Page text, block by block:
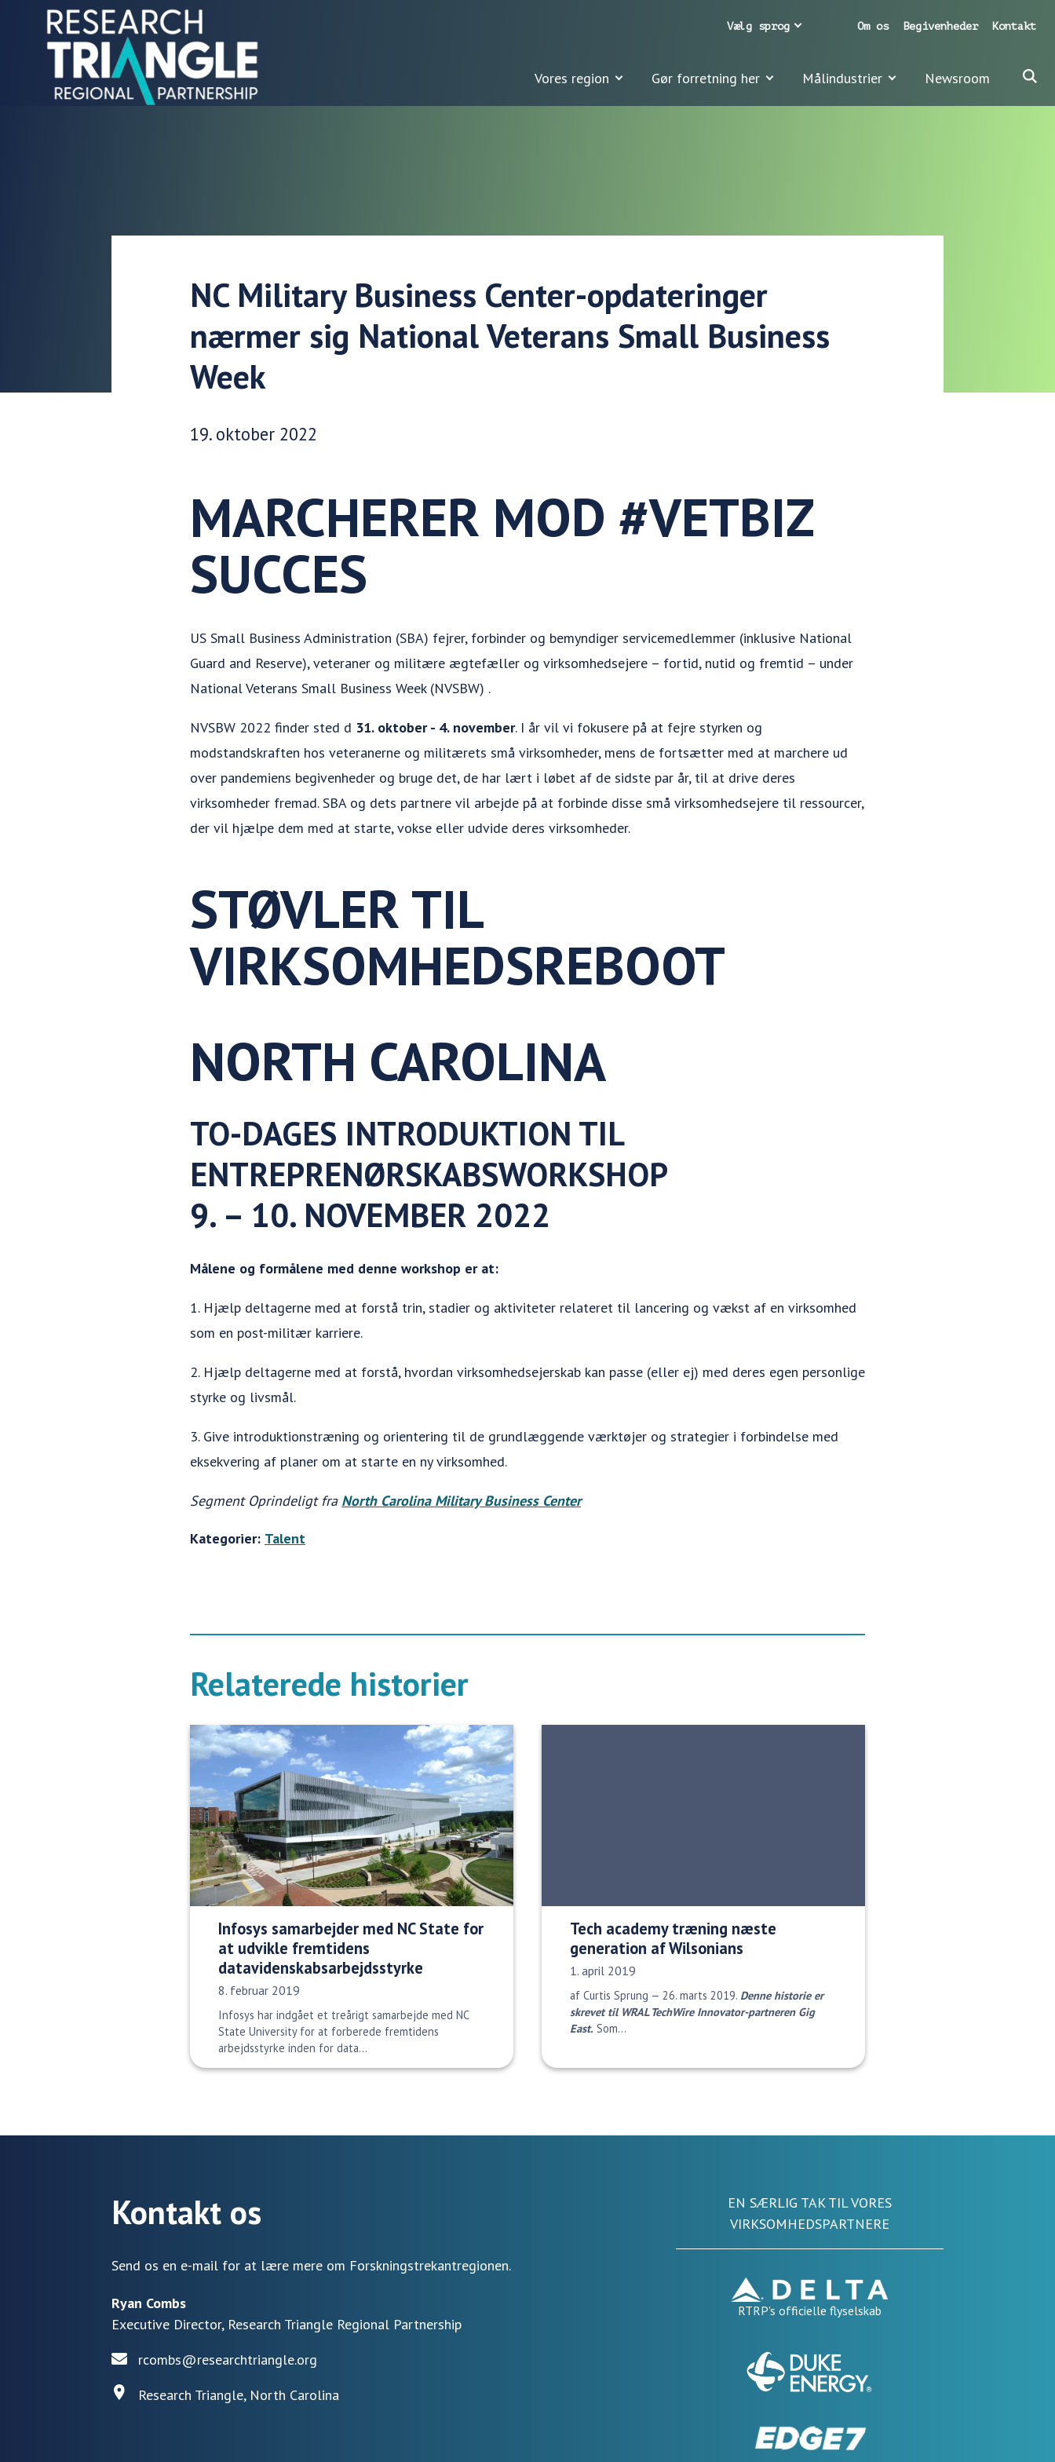
Gå til indhold
Vores region Gør forretning her Målindustrier Newsroom
Om os Begivenheder Kontakt
Vælg sprog
NC Military Business Center-opdateringer
nærmer sig National Veterans Small Business
Week
Udgivelsesdato:
19. oktober 2022
MARCHERER MOD #VETBIZ
SUCCES
US Small Business Administration (SBA) fejrer, forbinder og bemyndiger servicemedlemmer (inklusive National
Guard and Reserve), veteraner og militære ægtefæller og virksomhedsejere – fortid, nutid og fremtid – under
National Veterans Small Business Week (NVSBW) .
NVSBW 2022 finder sted d 31. oktober - 4. november. I år vil vi fokusere på at fejre styrken og
modstandskraften hos veteranerne og militærets små virksomheder, mens de fortsætter med at marchere ud
over pandemiens begivenheder og bruge det, de har lært i løbet af de sidste par år, til at drive deres
virksomheder fremad. SBA og dets partnere vil arbejde på at forbinde disse små virksomhedsejere til ressourcer,
der vil hjælpe dem med at starte, vokse eller udvide deres virksomheder.
STØVLER TIL
VIRKSOMHEDSREBOOT
NORTH CAROLINA
TO-DAGES INTRODUKTION TIL
ENTREPRENØRSKABSWORKSHOP
9. – 10. NOVEMBER 2022
Målene og formålene med denne workshop er at:
1. Hjælp deltagerne med at forstå trin, stadier og aktiviteter relateret til lancering og vækst af en virksomhed
som en post-militær karriere.
2. Hjælp deltagerne med at forstå, hvordan virksomhedsejerskab kan passe (eller ej) med deres egen personlige
styrke og livsmål.
3. Give introduktionstræning og orientering til de grundlæggende værktøjer og strategier i forbindelse med
eksekvering af planer om at starte en ny virksomhed.
Segment Oprindeligt fra North Carolina Military Business Center
Kategorier: Talent
Relaterede historier
Infosys samarbejder med NC State for
at udvikle fremtidens
datavidenskabsarbejdsstyrke
Udgivelsesdato:
8. februar 2019
Infosys har indgået et treårigt samarbejde med NC
State University for at forberede fremtidens
arbejdsstyrke inden for data...
Tech academy træning næste
generation af Wilsonians
Udgivelsesdato:
1. april 2019
af Curtis Sprung — 26. marts 2019. Denne historie er
skrevet til WRAL TechWire Innovator-partneren Gig
East. Som…
Kontakt os
Send os en e-mail for at lære mere om Forskningstrekantregionen.
Ryan Combs
Executive Director, Research Triangle Regional Partnership
rcombs@researchtriangle.org
Research Triangle, North Carolina
EN SÆRLIG TAK TIL VORES
VIRKSOMHEDSPARTNERE
RTRP's officielle flyselskab